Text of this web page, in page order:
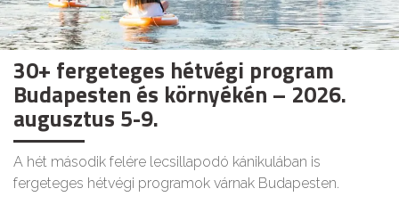
30+ fergeteges hétvégi program
Budapesten és környékén – 2026.
augusztus 5-9.
A hét második felére lecsillapodó kánikulában is
fergeteges hétvégi programok várnak Budapesten.